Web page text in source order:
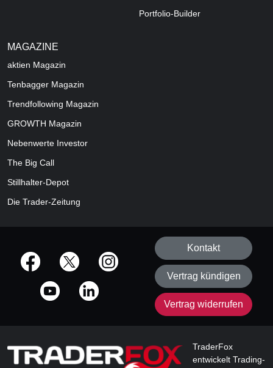
Portfolio-Builder
MAGAZINE
aktien Magazin
Tenbagger Magazin
Trendfollowing Magazin
GROWTH Magazin
Nebenwerte Investor
The Big Call
Stillhalter-Depot
Die Trader-Zeitung
offizielle Social Media-Accounts
Kontakt
Vertrag kündigen
Vertrag widerrufen
TraderFox
entwickelt Trading-